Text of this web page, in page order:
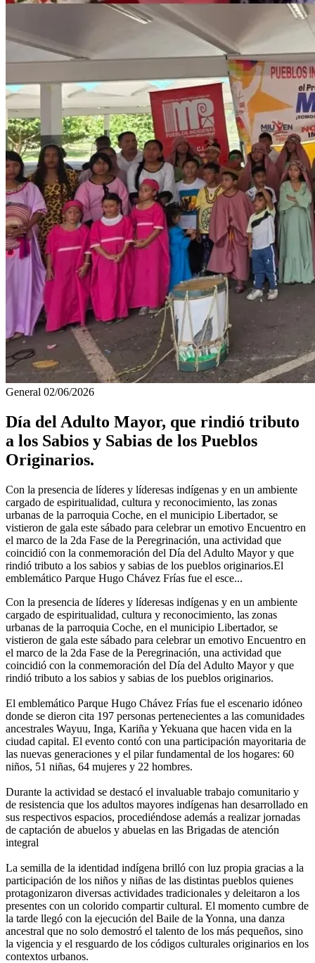
General 02/06/2026
Día del Adulto Mayor, que rindió tributo
a los Sabios y Sabias de los Pueblos
Originarios.
Con la presencia de líderes y líderesas indígenas y en un ambiente
cargado de espiritualidad, cultura y reconocimiento, las zonas
urbanas de la parroquia Coche, en el municipio Libertador, se
vistieron de gala este sábado para celebrar un emotivo Encuentro en
el marco de la 2da Fase de la Peregrinación, una actividad que
coincidió con la conmemoración del Día del Adulto Mayor y que
rindió tributo a los sabios y sabias de los pueblos originarios.El
emblemático Parque Hugo Chávez Frías fue el esce...
Con la presencia de líderes y líderesas indígenas y en un ambiente
cargado de espiritualidad, cultura y reconocimiento, las zonas
urbanas de la parroquia Coche, en el municipio Libertador, se
vistieron de gala este sábado para celebrar un emotivo Encuentro en
el marco de la 2da Fase de la Peregrinación, una actividad que
coincidió con la conmemoración del Día del Adulto Mayor y que
rindió tributo a los sabios y sabias de los pueblos originarios.
El emblemático Parque Hugo Chávez Frías fue el escenario idóneo
donde se dieron cita 197 personas pertenecientes a las comunidades
ancestrales Wayuu, Inga, Kariña y Yekuana que hacen vida en la
ciudad capital. El evento contó con una participación mayoritaria de
las nuevas generaciones y el pilar fundamental de los hogares: 60
niños, 51 niñas, 64 mujeres y 22 hombres.
Durante la actividad se destacó el invaluable trabajo comunitario y
de resistencia que los adultos mayores indígenas han desarrollado en
sus respectivos espacios, procediéndose además a realizar jornadas
de captación de abuelos y abuelas en las Brigadas de atención
integral
La semilla de la identidad indígena brilló con luz propia gracias a la
participación de los niños y niñas de las distintas pueblos quienes
protagonizaron diversas actividades tradicionales y deleitaron a los
presentes con un colorido compartir cultural. El momento cumbre de
la tarde llegó con la ejecución del Baile de la Yonna, una danza
ancestral que no solo demostró el talento de los más pequeños, sino
la vigencia y el resguardo de los códigos culturales originarios en los
contextos urbanos.